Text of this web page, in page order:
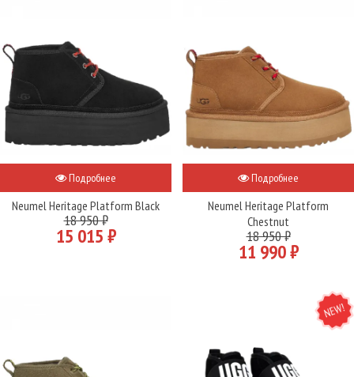
Подробнее
Neumel Heritage Platform Black
18 950 ₽
15 015 ₽
Подробнее
Neumel Heritage Platform
Chestnut
18 950 ₽
11 990 ₽
NEW